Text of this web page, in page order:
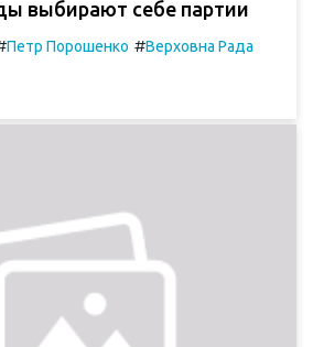
выбирают себе партии
Петр Порошенко #Верховна Рада